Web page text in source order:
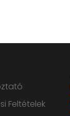
Feltételek